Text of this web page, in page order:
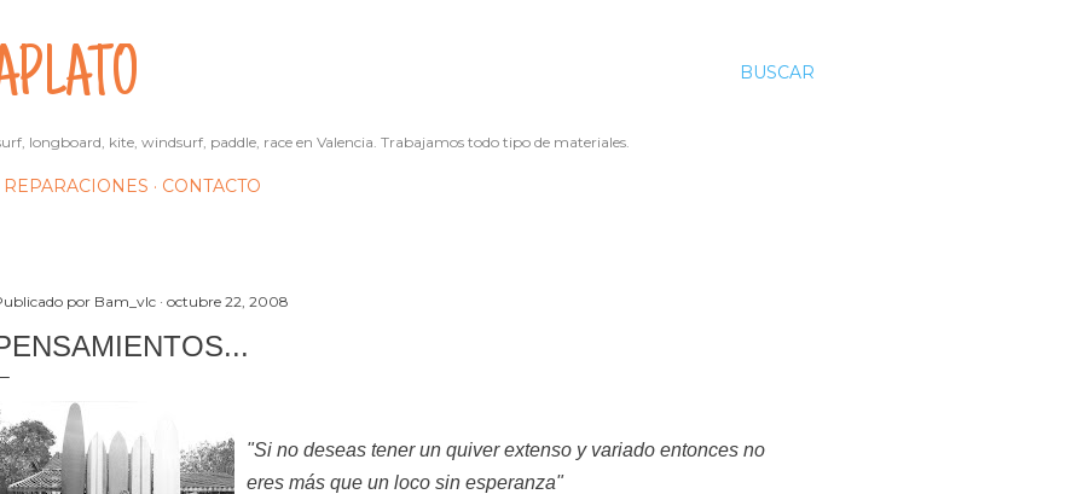
BUSCAR
longboard, kite, windsurf, paddle, race en Valencia. Trabajamos todo tipo de materiales.
REPARACIONES CONTACTO
por Bam_vlc octubre 22, 2008
"Si no deseas tener un quiver extenso y variado entonces no
eres más que un loco sin esperanza"